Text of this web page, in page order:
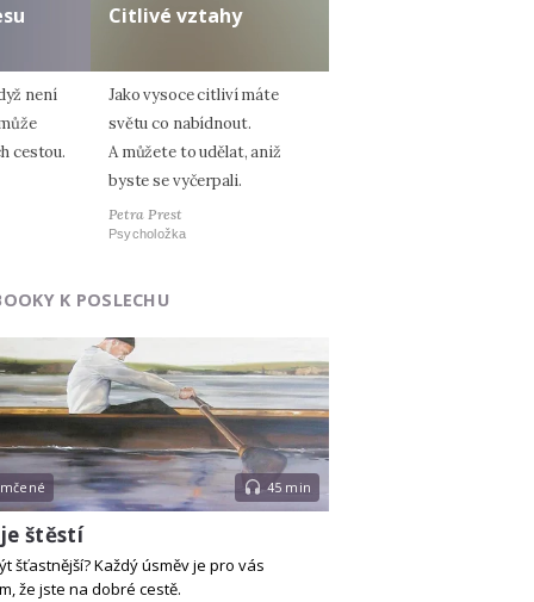
není
cestou.
Citlivé vztahy
Jako vysoce citliví máte
světu co nabídnout.
A můžete to udělat, aniž
byste se vyčerpali.
Petra Prest
Psycholožka
K POSLECHU
45 min
štěstí
šťastnější? Každý úsměv je pro vás
že jste na dobré cestě.